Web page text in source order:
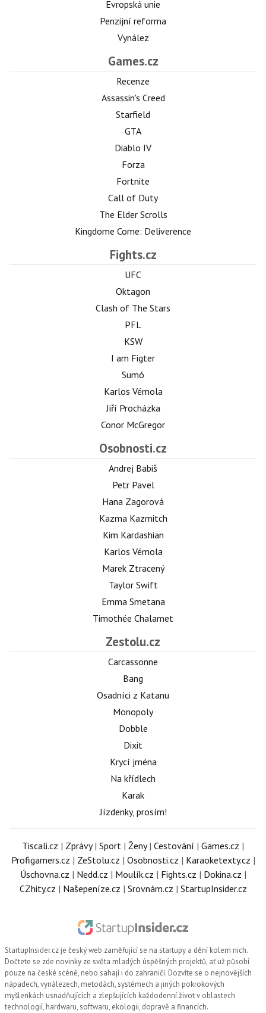
Evropská unie
Penzijní reforma
Vynález
Games.cz
Recenze
Assassin's Creed
Starfield
GTA
Diablo IV
Forza
Fortnite
Call of Duty
The Elder Scrolls
Kingdome Come: Deliverence
Fights.cz
UFC
Oktagon
Clash of The Stars
PFL
KSW
I am Figter
Sumó
Karlos Vémola
Jiří Procházka
Conor McGregor
Osobnosti.cz
Andrej Babiš
Petr Pavel
Hana Zagorová
Kazma Kazmitch
Kim Kardashian
Karlos Vémola
Marek Ztracený
Taylor Swift
Emma Smetana
Timothée Chalamet
Zestolu.cz
Carcassonne
Bang
Osadníci z Katanu
Monopoly
Dobble
Dixit
Krycí jména
Na křídlech
Karak
Jízdenky, prosím!
Tiscali.cz | Zprávy| Sport | Ženy| Cestování | Games.cz |
Profigamers.cz | ZeStolu.cz | Osobnosti.cz | Karaoketexty.cz |
Úschovna.cz | Nedd.cz | Moulík.cz | Fights.cz | Dokina.cz |
CZhity.cz | Našepeníze.cz | Srovnám.cz | StartupInsider.cz
StartupInsider.cz je český web zaměřující se na startupy a dění kolem nich.
Dočtete se zde novinky ze světa mladých úspěšných projektů, ať už působí
pouze na české scéně, nebo sahají i do zahraničí. Dozvíte se o nejnovějších
nápadech, vynálezech, metodách, systémech a jiných pokrokových
myšlenkách usnadňujících a zlepšujících každodenní život v oblastech
technologií, hardwaru, softwaru, ekologii, dopravě a financích.